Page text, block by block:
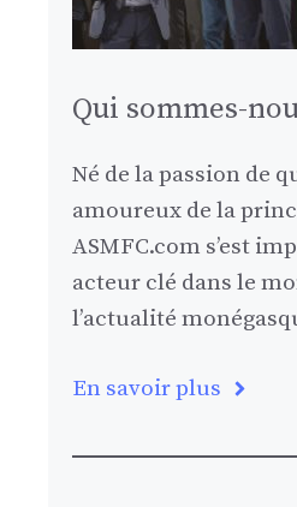
Qui sommes-
Né de la passion de
amoureux de la
ASMFC.com s’est
acteur clé dans le
l’actualité
En savoir plus